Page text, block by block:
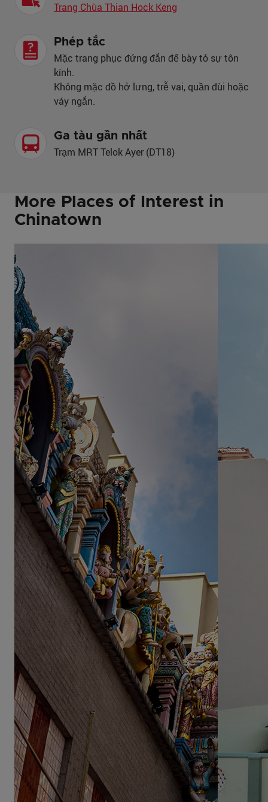
Trang Chùa Thian Hock Keng
Phép tắc
Mặc trang phục đứng đắn để bày tỏ sự tôn
kính.
Không mặc đồ hở lưng, trễ vai, quần đùi hoặc
váy ngắn.
Ga tàu gần nhất
Trạm MRT Telok Ayer (DT18)
More Places of Interest in
Chinatown